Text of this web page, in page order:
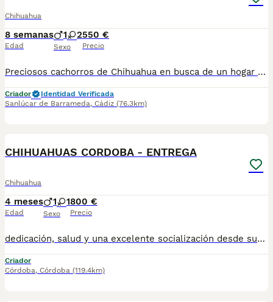
Chihuahua
8 semanas
Edad
1 2
Sexo
550 €
Precio
Preciosos cachorros de Chihuahua en busca de un hogar lleno de cariño. Criados en ambiente familiar, bien socializados y con todos los cuidados necesarios para garantizar su bienestar. ✔️ Disponibles machos y hembras (según disponibilidad). ✔️ Se entregan desparasitados y con la cartilla veterinaria al día. ✔️ Padres sanos y de excelente carácter. ✔️ Ideales como compañeros por su pequeño tamaño y personalidad cariñosa. Si buscas un nuevo miembro para tu familia y quieres más información, fotos o reservar un cachorro, no dudes en ponerte en contacto. 624 08 20 74
Criador
Identidad Verificada
Sanlúcar de Barrameda, Cádiz (76.3km)
CHIHUAHUAS CORDOBA - ENTREGA
Chihuahua
4 meses
Edad
1 1
Sexo
800 €
Precio
dedicación, salud y una excelente socialización desde sus primeras semanas de vida, estaremos encantados de ayudarte... 🚚 Realizamos entregas en toda España, con especial frecuencia en **Andalucía**: Sevilla, Málaga, Cádiz, Córdoba, Granada, Jaén, Huelva y Almería. También entregamos habitualmente en Marbella, Jerez de la Frontera, Estepona, Fuengirola, Benalmádena, Mijas, Dos Hermanas y cualquier punto de España. **Entrega 100% a contrarreembolso.** No tendrás que adelantar el importe del cachorro. Lo recibirás en la puerta de tu casa mediante transporte especializado y podrás comprobar que todo está correcto antes de realizar el pago. Nuestros cachorros se entregan: ✅ Vacunados y desparasitados según su edad. ✅ Con microchip, cartilla veterinaria y documentación al día. ✅ Revisados veterinariamente antes de salir de nuestras instalaciones. ✅ Procedentes de excelentes líneas, seleccionadas por salud, carácter y morfología. ✅ Perfectamente socializados y acostumbrados al contacto diario con personas. ✅ Iniciados en el aprendizaje para hacer sus necesidades sobre empapador, facilitando su adaptación al nuevo hogar. ✅ Con asesoramiento personalizado antes y después de la entrega. Nuestro objetivo no es vender un cachorro más. Queremos que cada familia reciba un compañero sano, equilibrado y criado con el máximo cuidado desde el primer día. 📩 Si deseas fotografías, vídeos o más información, escríbenos por privado. Estaremos encantados de ayudarte a encontrar perfecto TUBEBE670864332
Criador
Córdoba, Córdoba (119.4km)